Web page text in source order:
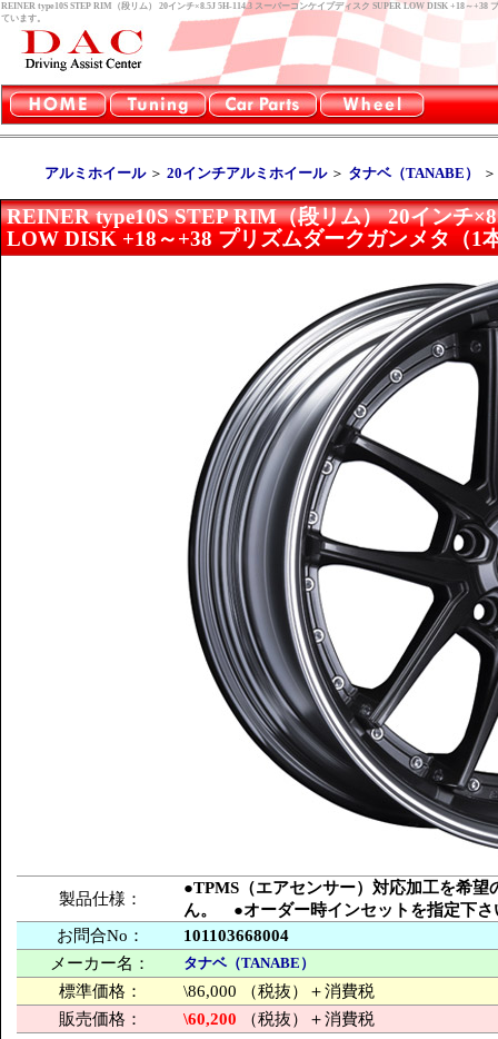
REINER type10S STEP RIM（段リム） 20インチ×8.5J 5H-114.3 スーパーコンケイプディスク SUPER LOW DISK +18～
ています。
アルミホイール＞ 20インチアルミホイール＞ タナベ（TANABE）
REINER type10S STEP RIM（段リム） 20インチ
LOW DISK +18～+38 プリズムダークガンメタ（1
製品仕様：
●TPMS（エアセンサー）対応加工を希
ん。 ●オーダー時インセットを指定下
お問合No：
101103668004
メーカー名：
タナベ（TANABE）
標準価格：
\86,000 （税抜）＋消費税
販売価格：
\60,200 （税抜）＋消費税